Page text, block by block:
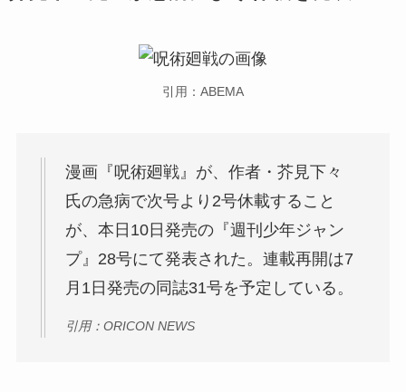
引用：ABEMA
漫画『呪術廻戦』が、作者・芥見下々
氏の急病で次号より2号休載すること
が、本日10日発売の『週刊少年ジャン
プ』28号にて発表された。連載再開は7
月1日発売の同誌31号を予定している。
引用：ORICON NEWS